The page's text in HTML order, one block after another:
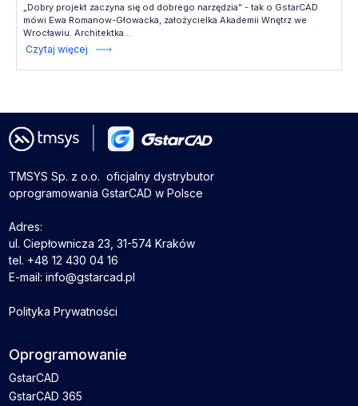
„Dobry projekt zaczyna się od dobrego narzędzia” - tak o GstarCAD
mówi Ewa Romanow-Głowacka, założycielka Akademii Wnętrz we
Wrocławiu. Architektka...
Czytaj więcej
TMSYS Sp. z o.o. ­ oficjalny dystrybutor
oprogramowania GstarCAD w Polsce
Adres:
ul. Ciepłownicza 23, 31-574 Kraków
tel. +48 12 430 04 16
E-mail: info@gstarcad.pl
Polityka Prywatności
Oprogramowanie
GstarCAD
GstarCAD 365